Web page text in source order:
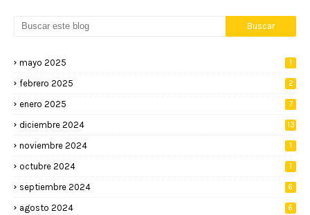
mayo 2025 1
febrero 2025 2
enero 2025 7
diciembre 2024 13
noviembre 2024 1
octubre 2024 1
septiembre 2024 6
agosto 2024 6